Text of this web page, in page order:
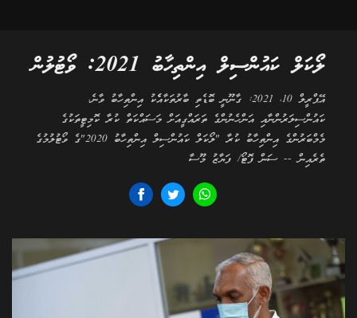
ލޯކަލް ކައުންސިލް އިންތިހާބު 2021: ވޯޓުލުން
އޭޕްރީލް 10، 2021: ގާނޫނީ ބޮޑެތި ބާރުތަކާއެެކު އިންތިހާބު ވާނެ،
ކައުންސިލަރުންނާއި އަންހެނުންގެ ތަރައްގީއަށް މަސައްކަތް ކުރާ ކޮމިޓީތަކުގެ
މެމްބަރުންގެ އިންތިހާބު ކުރާ "ލޯކަލް ކައުންސިލް އިންތިހާބު 2020"ގެ ވޯޓުލުމުގެ
ތެރެއިން -- ސަން ފޮޓޯ/ ފަޔާޒު މޫސާ